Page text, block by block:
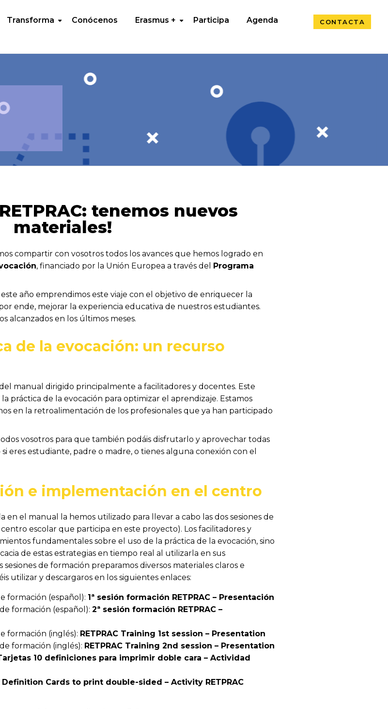
Transforma Conócenos Erasmus + Participa Agenda CONTACTA
tenemos nuevos
materiales!
compartir con vosotros todos los avances que hemos logrado en
, financiado por la Unión Europea a través del Programa
año emprendimos este viaje con el objetivo de enriquecer la
ende, mejorar la experiencia educativa de nuestros estudiantes.
alcanzados en los últimos meses.
de la evocación: un recurso
manual dirigido principalmente a facilitadores y docentes. Este
práctica de la evocación para optimizar el aprendizaje. Estamos
en la retroalimentación de los profesionales que ya han participado
vosotros para que también podáis disfrutarlo y aprovechar todas
eres estudiante, padre o madre, o tienes alguna conexión con el
e implementación en el centro
el manual la hemos utilizado para llevar a cabo las dos sesiones de
escolar que participa en este proyecto). Los facilitadores y
fundamentales sobre el uso de la práctica de la evocación, sino
de estas estrategias en tiempo real al utilizarla en sus
de formación preparamos diversos materiales claros e
utilizar y descargaros en los siguientes enlaces:
formación (español): 1ª sesión formación RETPRAC – Presentación
formación (español): 2ª sesión formación RETPRAC –
formación (inglés): RETPRAC Training 1st session – Presentation
formación (inglés): RETPRAC Training 2nd session – Presentation
10 definiciones para imprimir doble cara – Actividad
Definition Cards to print double-sided – Activity RETPRAC